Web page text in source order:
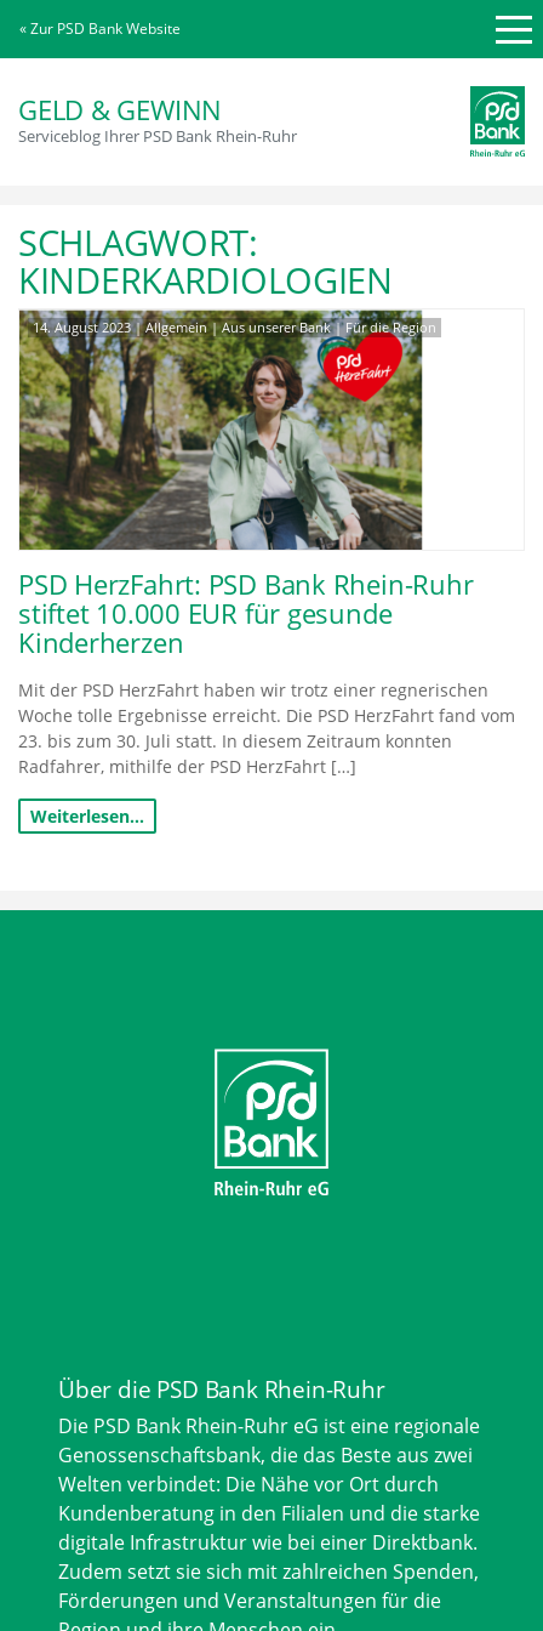
« Zur PSD Bank Website
GELD & GEWINN
Serviceblog Ihrer PSD Bank Rhein-Ruhr
SCHLAGWORT:
KINDERKARDIOLOGIEN
14. August 2023|Allgemein|Aus unserer Bank|Für die Region
PSD HerzFahrt: PSD Bank Rhein-Ruhr
stiftet 10.000 EUR für gesunde
Kinderherzen
Mit der PSD HerzFahrt haben wir trotz einer regnerischen
Woche tolle Ergebnisse erreicht. Die PSD HerzFahrt fand vom
23. bis zum 30. Juli statt. In diesem Zeitraum konnten
Radfahrer, mithilfe der PSD HerzFahrt […]
Weiterlesen…
Über die PSD Bank Rhein-Ruhr
Die PSD Bank Rhein-Ruhr eG ist eine regionale
Genossenschaftsbank, die das Beste aus zwei
Welten verbindet: Die Nähe vor Ort durch
Kundenberatung in den Filialen und die starke
digitale Infrastruktur wie bei einer Direktbank.
Zudem setzt sie sich mit zahlreichen Spenden,
Förderungen und Veranstaltungen für die